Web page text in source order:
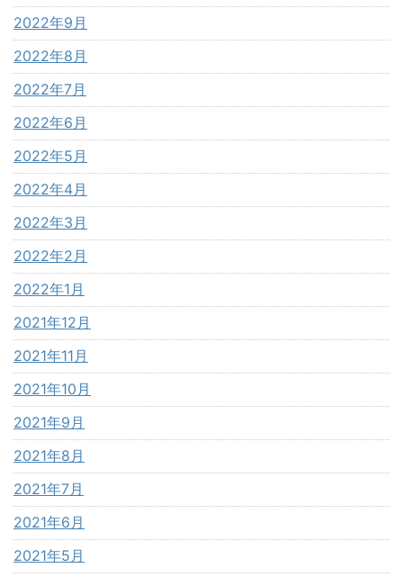
2022年9月
2022年8月
2022年7月
2022年6月
2022年5月
2022年4月
2022年3月
2022年2月
2022年1月
2021年12月
2021年11月
2021年10月
2021年9月
2021年8月
2021年7月
2021年6月
2021年5月